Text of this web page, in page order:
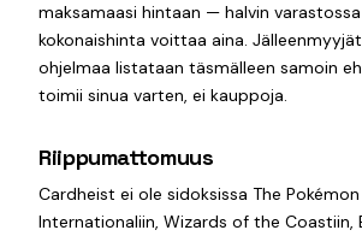
maksamaasi hintaan — halvin
kokonaishinta voittaa aina.
ohjelmaa listataan täsmälleen samoin
toimii sinua varten, ei kauppoja.
Riippumattomuus
Cardheist ei ole sidoksissa The
Internationaliin, Wizards of the Coastiin,